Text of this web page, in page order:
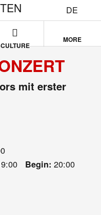
DE
CULTURE
MORE
mit erster
Begin: 20:00